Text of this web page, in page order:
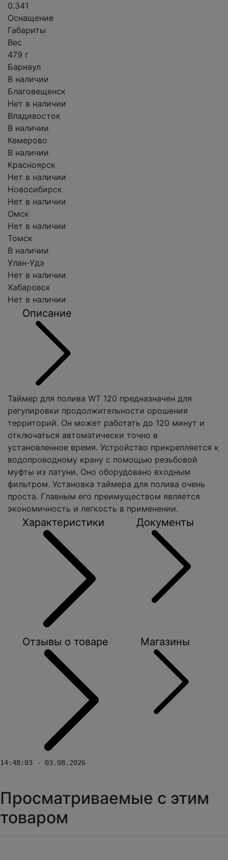
0.341
Оснащение
Габариты
Вес
479 г
Барнаул
В наличии
Благовещенск
Нет в наличии
Владивосток
В наличии
Кемерово
В наличии
Красноярск
Нет в наличии
Новосибирск
Нет в наличии
Омск
Нет в наличии
Томск
В наличии
Улан-Удэ
Нет в наличии
Хабаровск
Нет в наличии
Описание
Таймер для полива WT 120 предназначен для
регулировки продолжительности орошения
территорий. Он может работать до 120 минут и
отключаться автоматически точно в
установленное время. Устройство прикрепляется к
водопроводному крану с помощью резьбовой
муфты из латуни. Оно оборудовано входным
фильтром. Установка таймера для полива очень
проста. Главным его преимуществом является
экономичность и легкость в применении.
Характеристики Документы
Отзывы о товаре Магазины
14:48:03 - 03.08.2026
Просматриваемые с этим
товаром